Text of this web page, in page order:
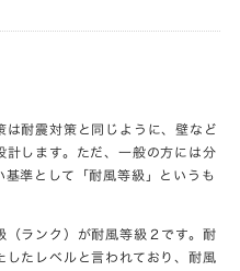
耐震対策と同じように、壁など
計します。ただ、一般の方には分
準として「耐風等級」というも
ランク）が耐風等級２です。耐
たレベルと言われており、耐風